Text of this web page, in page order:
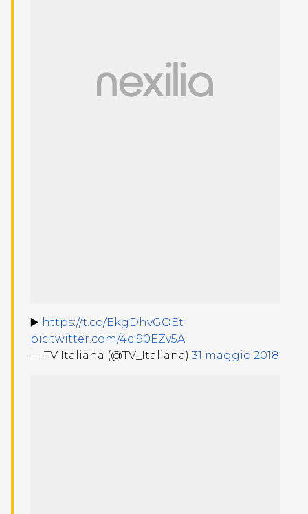
▶️ https://t.co/EkgDhvGOEt
pic.twitter.com/4ci90EZv5A
— TV Italiana (@TV_Italiana) 31 maggio 2018